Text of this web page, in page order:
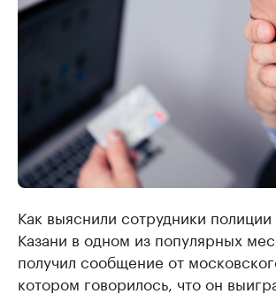
Как выяснили сотрудники полиции
Казани в одном из популярных
получил сообщение от
котором говорилось, что он